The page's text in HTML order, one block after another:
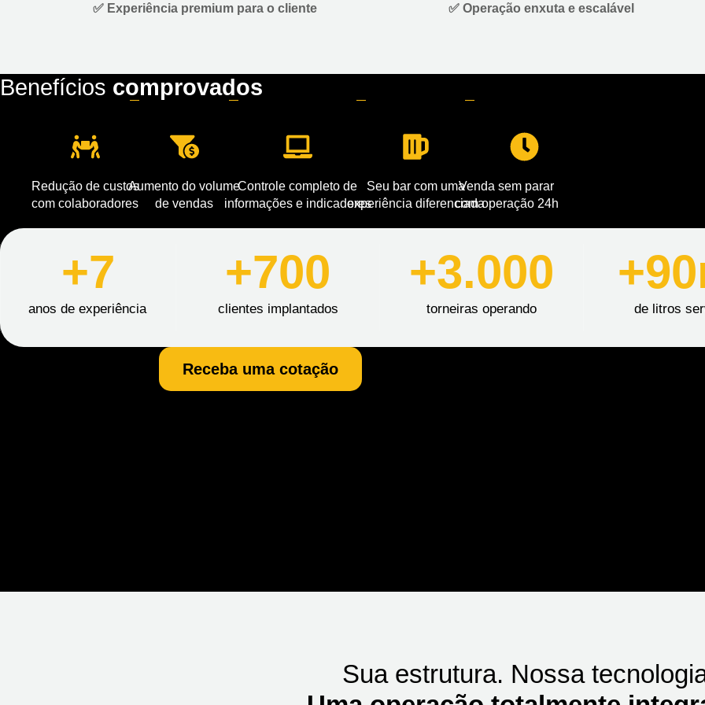
✅ Experiência premium para o cliente ✅ Operação enxuta e escalável
Benefícios comprovados
Redução de custos
com colaboradores
Aumento do volume
de vendas
Controle completo de
informações e indicadores
Seu bar com uma
experiência diferenciada
Venda sem parar
com operação 24h
+7
anos de experiência
+700
clientes implantados
+3.000
torneiras operando de litros
Receba uma cotação
Sua estrutura. Nossa